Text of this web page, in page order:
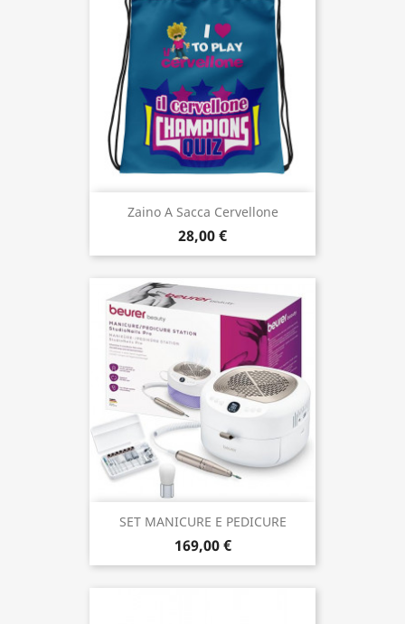
Zaino A Sacca Cervellone
28,00 €
SET MANICURE E PEDICURE
169,00 €